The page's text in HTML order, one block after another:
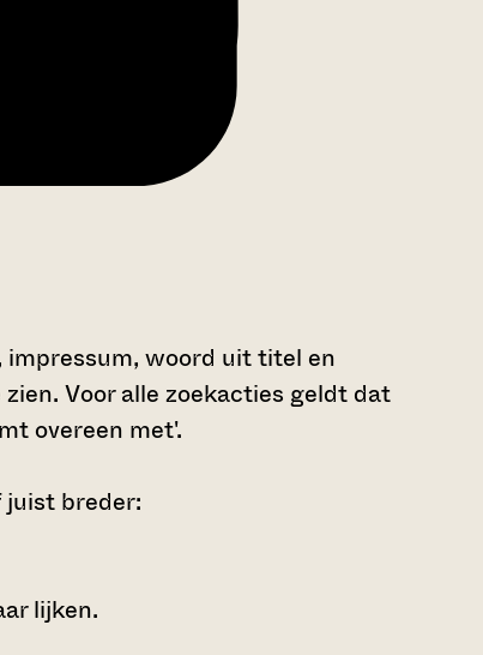
woord uit titel en
Voor alle zoekacties geldt dat
overeen met'.
breder:
lijken.